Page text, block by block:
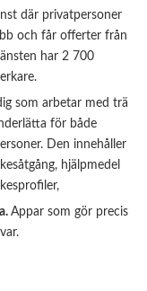
där privatpersoner
och får offerter från
har 2 700
som arbetar med trä
för både
Den innehåller
hjälpmedel
Appar som gör precis